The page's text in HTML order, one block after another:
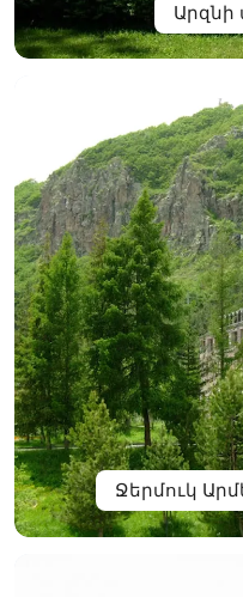
Ջերմուկ